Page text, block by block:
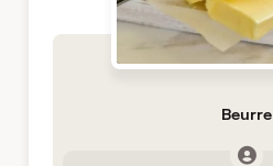
Beurre